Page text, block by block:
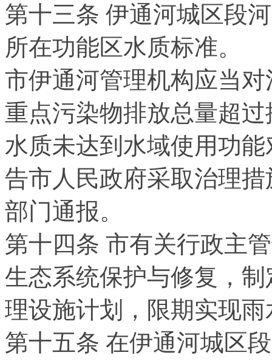
第十三条 伊通河城区段
所在功能区水质标准。
市伊通河管理机构应当
重点污染物排放总量超
水质未达到水域使用功
告市人民政府采取治理
部门通报。
第十四条 市有关行政主
生态系统保护与修复，
理设施计划，限期实现
第十五条 在伊通河城区